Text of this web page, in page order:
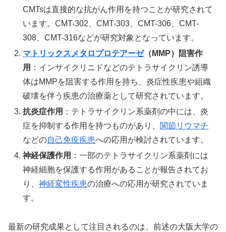
CMTsは直接的な抗がん作用を持つことが研究されて
います。CMT-302、CMT-303、CMT-306、CMT-
308、CMT-316などが研究対象となっています。
マトリックスメタロプロテアーゼ（MMP）阻害作
用 ：インサイクリニドなどのテトラサイクリン誘導
体はMMPを阻害する作用を持ち、炎症性疾患や組織
破壊を伴う疾患の治療薬として研究されています。
抗炎症作用 ：テトラサイクリン系薬剤の中には、炎
症を抑制する作用を持つものがあり、 関節リウマチ
などの自己免疫疾患への応用が検討されています。
神経保護作用 ：一部のテトラサイクリン系薬剤には
神経細胞を保護する作用があることが報告されてお
り、神経変性疾患の治療への応用が研究されていま
す。
最新の研究成果として注目されるのは、前述の大阪大学の